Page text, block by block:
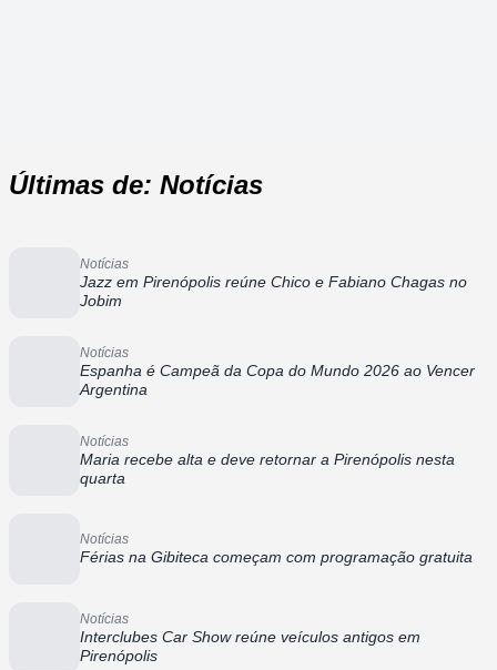
Últimas de: Notícias
Notícias
Jazz em Pirenópolis reúne Chico e Fabiano Chagas no
Jobim
Notícias
Espanha é Campeã da Copa do Mundo 2026 ao Vencer
Argentina
Notícias
Maria recebe alta e deve retornar a Pirenópolis nesta
quarta
Notícias
Férias na Gibiteca começam com programação gratuita
Notícias
Interclubes Car Show reúne veículos antigos em
Pirenópolis